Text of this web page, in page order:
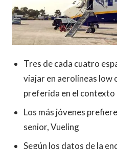
Tres de cada cuatro
viajar en aerolíneas low
preferida en el contexto
Los más jóvenes
senior, Vueling
Según los datos de la